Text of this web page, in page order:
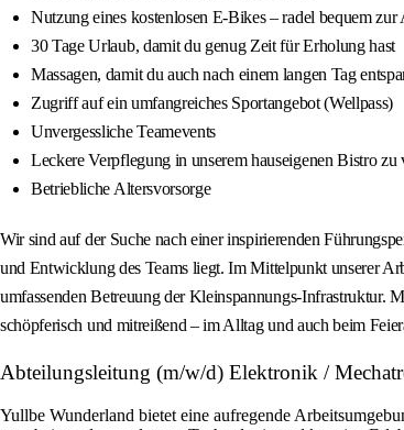
Nutzung eines kostenlosen E-Bikes – radel bequem zur
30 Tage Urlaub, damit du genug Zeit für Erholung hast
Massagen, damit du auch nach einem langen Tag
Zugriff auf ein umfangreiches Sportangebot (Wellpass)
Unvergessliche Teamevents
Leckere Verpflegung in unserem hauseigenen Bistro zu
Betriebliche Altersvorsorge
Wir sind auf der Suche nach einer inspirierenden
und Entwicklung des Teams liegt. Im Mittelpunkt unserer
umfassenden Betreuung der Kleinspannungs-Infrastruktur.
schöpferisch und mitreißend – im Alltag und auch beim
Abteilungsleitung (m/w/d) Elektronik /
Yullbe Wunderland bietet eine aufregende